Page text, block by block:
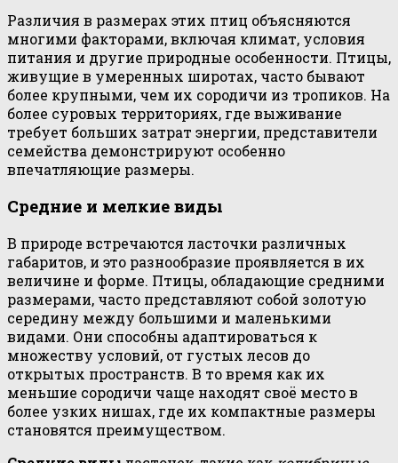
Различия в размерах этих птиц объясняются
многими факторами, включая климат, условия
питания и другие природные особенности. Птицы,
живущие в умеренных широтах, часто бывают
более крупными, чем их сородичи из тропиков. На
более суровых территориях, где выживание
требует больших затрат энергии, представители
семейства демонстрируют особенно
впечатляющие размеры.
Средние и мелкие виды
В природе встречаются ласточки различных
габаритов, и это разнообразие проявляется в их
величине и форме. Птицы, обладающие средними
размерами, часто представляют собой золотую
середину между большими и маленькими
видами. Они способны адаптироваться к
множеству условий, от густых лесов до
открытых пространств. В то время как их
меньшие сородичи чаще находят своё место в
более узких нишах, где их компактные размеры
становятся преимуществом.